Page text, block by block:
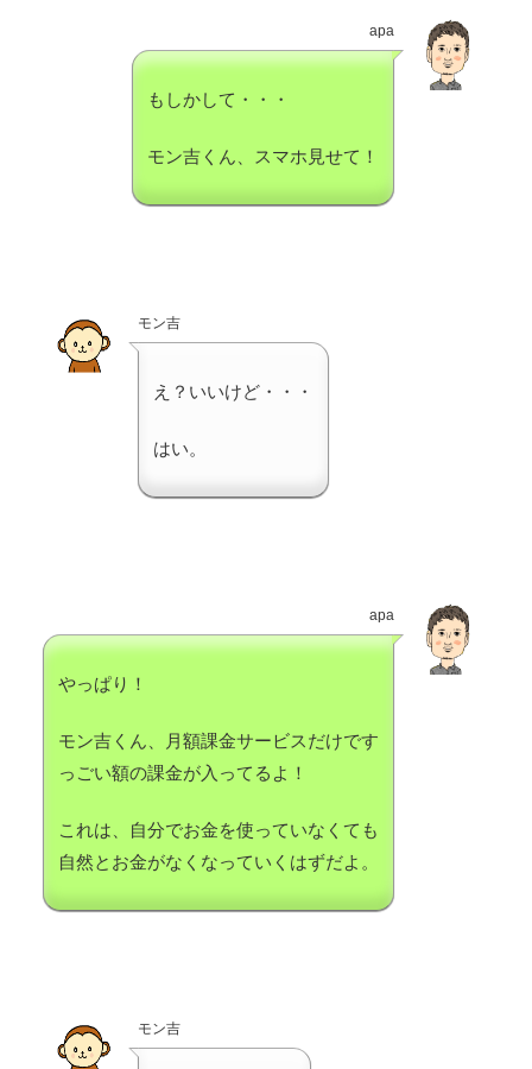
apa
もしかして・・・
モン吉くん、スマホ見せて！
モン吉
え？いいけど・・・
はい。
apa
やっぱり！
モン吉くん、月額課金サービスだけです
っごい額の課金が入ってるよ！
これは、自分でお金を使っていなくても
自然とお金がなくなっていくはずだよ。
モン吉